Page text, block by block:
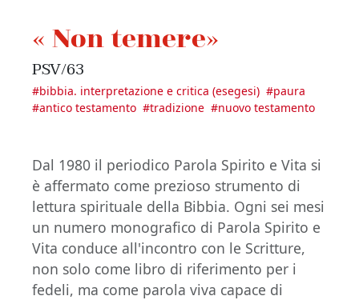
« Non temere»
PSV/63
#bibbia. interpretazione e critica (esegesi) #paura
#antico testamento #tradizione #nuovo testamento
Dal 1980 il periodico Parola Spirito e Vita si
è affermato come prezioso strumento di
lettura spirituale della Bibbia. Ogni sei mesi
un numero monografico di Parola Spirito e
Vita conduce all'incontro con le Scritture,
non solo come libro di riferimento per i
fedeli, ma come parola viva capace di